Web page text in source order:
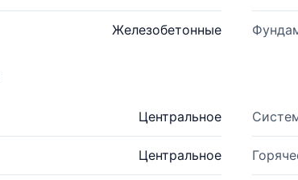
Железобетонные
Центральное
Центральное